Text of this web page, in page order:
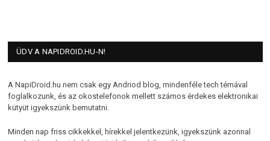
ÜDV A NAPIDROID.HU-N!
A NapiDroid.hu nem csak egy Andriod blog, mindenféle tech témával
foglalkozunk, és az okostelefonok mellett számos érdekes elektronikai
kütyüt igyekszünk bemutatni.
Minden nap friss cikkekkel, hírekkel jelentkezünk, igyekszünk azonnal